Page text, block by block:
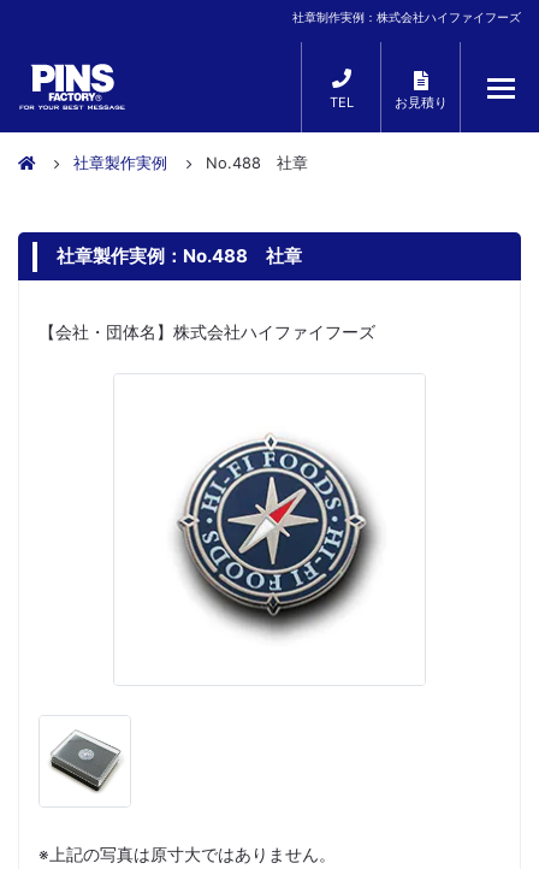
社章制作実例：株式会社ハイファイフーズ
TEL お見積り
社章製作実例 No.488 社章
社章製作実例：No.488 社章
【会社・団体名】株式会社ハイファイフーズ
※上記の写真は原寸大ではありません。